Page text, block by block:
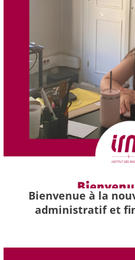
Bienvenue à la
administratif et